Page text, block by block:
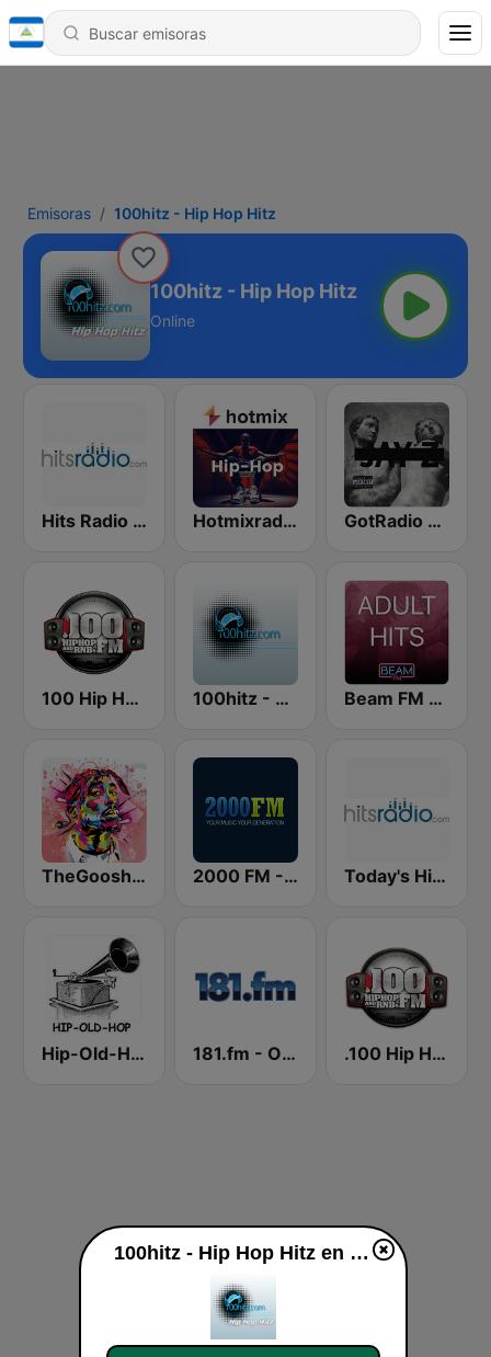
Emisoras 100hitz - Hip Hop Hitz
100hitz - Hip Hop Hitz
Online
Hits Radio Hip Hop / RnB Hotmixradio Hip Hop GotRadio - Hip Hop Stop
100 Hip Hop and RNB FM 100hitz - Top 40 Beam FM - Adult Hits
TheGoosh Radio - R&B 2000 FM - RNB and Hip Hop Today's Hits Radio
Hip-Old-Hop 181.fm - Old School HipHop/RnB .100 Hip Hop and RNB.FM
100hitz - Hip Hop Hitz en vivo